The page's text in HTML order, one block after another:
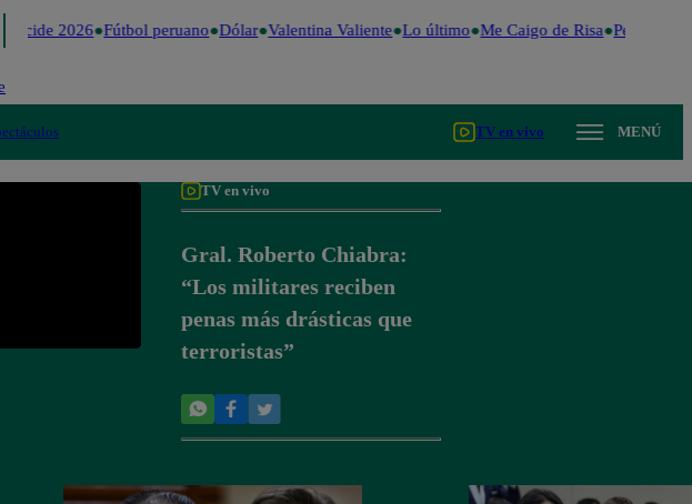
Decide 2026 Fútbol peruano Dólar Valentina Valiente Lo último Me Caigo de Risa Perú
TV en vivo MENÚ
TV en vivo
Gral. Roberto Chiabra:
“Los militares reciben
penas más drásticas que
terroristas”